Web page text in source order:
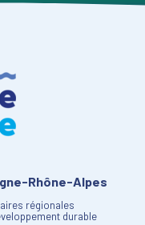
Rhône-Alpes
régionales
durable